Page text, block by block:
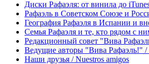
Диски Рафаэля: от винила до
Рафаэль в Советском Союзе и
География Рафаэля в Испании и
Семья Рафаэля и те, кто рядом с
Редакционный совет "Вива
Ведущие авторы "Вива Рафаэль!" /
Наши друзья / Nuestros amigos